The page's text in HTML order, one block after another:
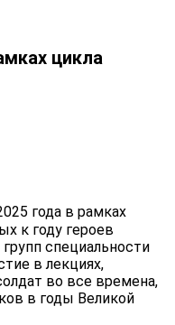
цикла
года в рамках
к году героев
специальности
в лекциях,
во все времена,
в годы Великой